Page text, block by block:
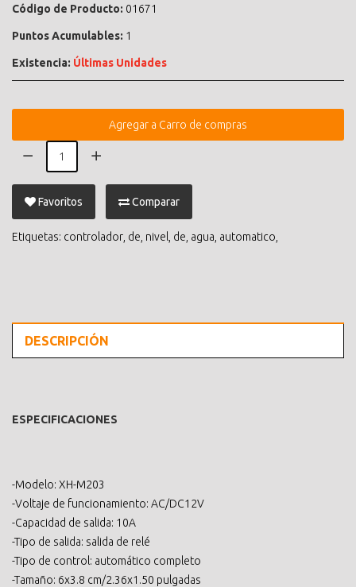
Código de Producto: 01671
Puntos Acumulables: 1
Existencia: Últimas Unidades
Agregar a Carro de compras
Favoritos Comparar
Etiquetas: controlador de nivel de agua automatico
DESCRIPCIÓN
ESPECIFICACIONES
-Modelo: XH-M203
-Voltaje de funcionamiento: AC/DC12V
-Capacidad de salida: 10A
-Tipo de salida: salida de relé
-Tipo de control: automático completo
-Tamaño: 6x3.8 cm/2.36x1.50 pulgadas